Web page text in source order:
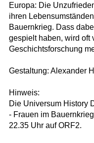
Europa: Die
ihren
Bauernkrieg. Dass
gespielt haben, wird oft
Geschichtsforschung
Gestaltung: Alexander
Hinweis:
Die Universum History
- Frauen im
22.35 Uhr auf ORF2.